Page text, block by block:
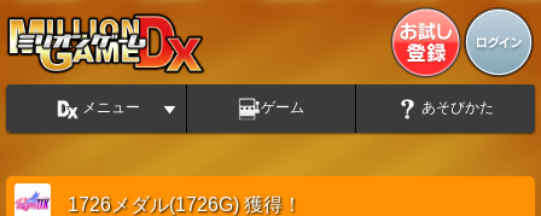
メニュー ゲーム あそびかた
1726メダル(1726G) 獲得！